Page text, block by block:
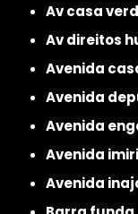
av casa
av direitos
avenida
avenida
avenida
avenida
avenida